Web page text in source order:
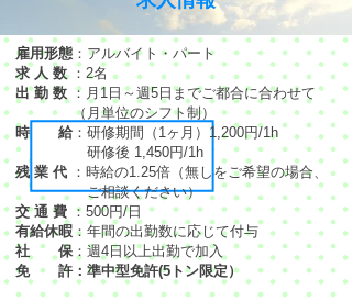
雇用形態 ：アルバイト・パート
求 人 数：2名
出 勤 数 ：月1日～週5日までご都合に合わせて
（月単位のシフト制）
時 給 ：研修期間（1ヶ月）1,200円/1h
研修後 1,450円/1h
残 業 代 ：時給の1.25倍（無しをご希望の場合、
ご相談ください）
交 通 費 ：500円/日
有給休暇 ：年間の出勤数に応じて付与
社 保 ：週4日以上出勤で加入
免 許：準中型免許(5トン限定）